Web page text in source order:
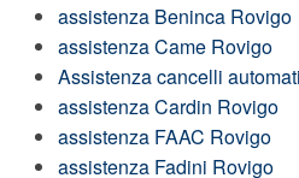
assistenza Beninca Rovigo
assistenza Came Rovigo
Assistenza cancelli
assistenza Cardin Rovigo
assistenza FAAC Rovigo
assistenza Fadini Rovigo